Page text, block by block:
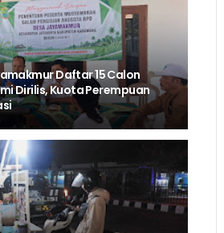
Daftar 15 Calon
Dirilis, Kuota Perempuan